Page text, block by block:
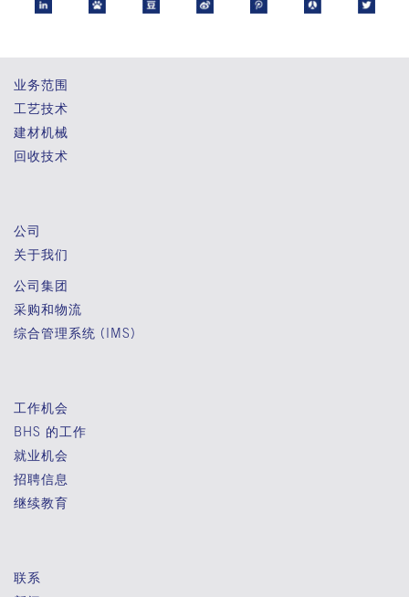
业务范围
工艺技术
建材机械
回收技术
公司
关于我们
公司集团
采购和物流
综合管理系统 (IMS)
工作机会
BHS 的工作
就业机会
招聘信息
继续教育
联系